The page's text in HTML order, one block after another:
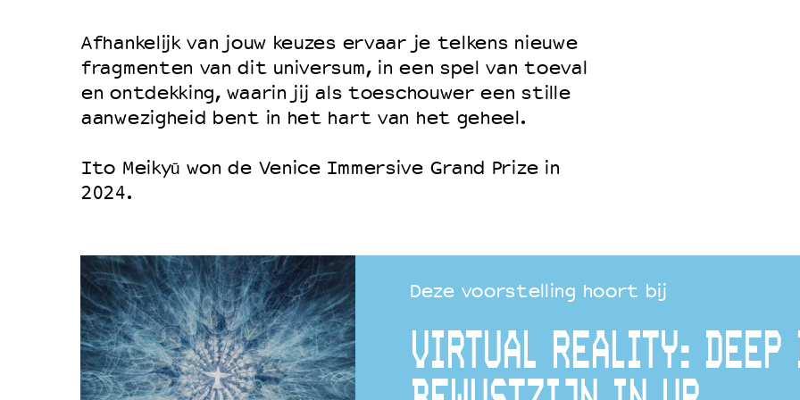
Afhankelijk van jouw keuzes ervaar je telkens nieuwe
fragmenten van dit universum, in een spel van toeval
en ontdekking, waarin jij als toeschouwer een stille
aanwezigheid bent in het hart van het geheel.
Ito Meikyū won de Venice Immersive Grand Prize in
2024.
Deze voorstelling hoort bij
VIRTUAL REALITY: